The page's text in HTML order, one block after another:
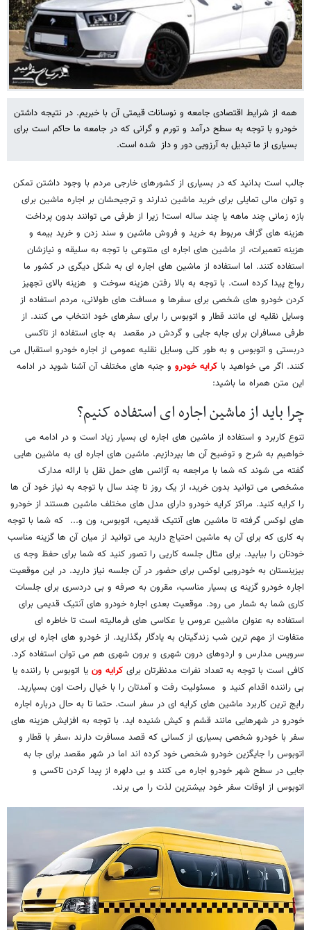
همه از شرایط اقتصادی جامعه و نوسانات قیمتی آن با خبریم. در نتیجه داشتن
خودرو با توجه به سطح درآمد و تورم و گرانی که در جامعه ما حاکم است برای
بسیاری از ما تبدیل به آرزویی دور و داز شده است.
جالب است بدانید که در بسیاری از کشورهای خارجی مردم با وجود داشتن تمکن
و توان مالی تمایلی برای خرید ماشین ندارند و ترجیحشان بر اجاره ماشین برای
بازه زمانی چند ماهه یا چند ساله است! زیرا از طرفی می توانند بدون پرداخت
هزینه های گزاف مربوط به خرید و فروش ماشین و سند زدن و خرید بیمه و
هزینه تعمیرات، از ماشین های اجاره ای متنوعی با توجه به سلیقه و نیازشان
استفاده کنند. اما استفاده از ماشین های اجاره ای به شکل دیگری در کشور ما
رواج پیدا کرده است. با توجه به بالا رفتن هزینه سوخت و هزینه بالای تجهیز
کردن خودرو های شخصی برای سفرها و مسافت های طولانی، مردم استفاده از
وسایل نقلیه ای مانند قطار و اتوبوس را برای سفرهای خود انتخاب می کنند. از
طرفی مسافران برای جابه جایی و گردش در مقصد به جای استفاده از تاکسی
دربستی و اتوبوس و به طور کلی وسایل نقلیه عمومی از اجاره خودرو استقبال می
کنند. اگر می خواهید با کرایه خودرو و جنبه های مختلف آن آشنا شوید در ادامه
این متن همراه ما باشید:
چرا باید از ماشین اجاره ای استفاده کنیم؟
تنوع کاربرد و استفاده از ماشین های اجاره ای بسیار زیاد است و در ادامه می
خواهیم به شرح و توضیح آن ها بپردازیم. ماشین های اجاره ای به ماشین هایی
گفته می شوند که شما با مراجعه به آژانس های حمل نقل با ارائه مدارک
مشخصی می توانید بدون خرید، از یک روز تا چند سال با توجه به نیاز خود آن ها
را کرایه کنید. مراکز کرایه خودرو دارای مدل های مختلف ماشین هستند از خودرو
های لوکس گرفته تا ماشین های آنتیک قدیمی، اتوبوس، ون و... که شما با توجه
به کاری که برای آن به ماشین احتیاج دارید می توانید از میان آن ها گزینه مناسب
خودتان را بیابید. برای مثال جلسه کاریی را تصور کنید که شما برای حفظ وجه ی
بیزینستان به خودرویی لوکس برای حضور در آن جلسه نیاز دارید. در این موقعیت
اجاره خودرو گزینه ی بسیار مناسب، مقرون به صرفه و بی دردسری برای جلسات
کاری شما به شمار می رود. موقعیت بعدی اجاره خودرو های آنتیک قدیمی برای
استفاده به عنوان ماشین عروس یا عکاسی های فرمالیته است تا خاطره ای
متفاوت از مهم ترین شب زندگیتان به یادگار بگذارید. از خودرو های اجاره ای برای
سرویس مدارس و اردوهای درون شهری و برون شهری هم می توان استفاده کرد.
کافی است با توجه به تعداد نفرات مدنظرتان برای کرایه ون یا اتوبوس با راننده یا
بی راننده اقدام کنید و مسئولیت رفت و آمدتان را با خیال راحت اون بسپارید.
رایج ترین کاربرد ماشین های کرایه ای در سفر است. حتما تا به حال درباره اجاره
خودرو در شهرهایی مانند قشم و کیش شنیده اید. با توجه به افزایش هزینه های
سفر با خودرو شخصی بسیاری از کسانی که قصد مسافرت دارند ،سفر با قطار و
اتوبوس را جایگزین خودرو شخصی خود کرده اند اما در شهر مقصد برای جا به
جایی در سطح شهر خودرو اجاره می کنند و بی دلهره از پیدا کردن تاکسی و
اتوبوس از اوقات سفر خود بیشترین لذت را می برند.